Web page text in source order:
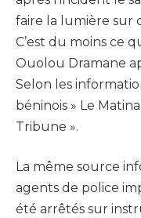
faire la lumière sur
C’est du moins ce
Ouolou Dramane
Selon les
béninois » Le
Tribune ».
La même source
agents de police
été arrêtés sur